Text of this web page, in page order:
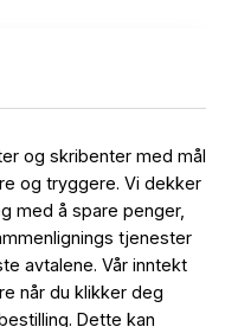
og skribenter med mål
og tryggere. Vi dekker
med å spare penger,
tjenester
avtalene. Vår inntekt
når du klikker deg
Dette kan